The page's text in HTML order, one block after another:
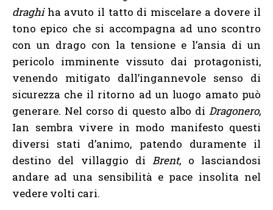
draghiha avuto il tatto di miscelare a dovere il
tono epico che si accompagna ad uno scontro
con un drago con la tensione e l’ansia di un
pericolo imminente vissuto dai protagonisti,
venendo mitigato dall’ingannevole senso di
sicurezza che il ritorno ad un luogo amato può
generare. Nel corso di questo albo di Dragonero,
Ian sembra vivere in modo manifesto questi
diversi stati d’animo, patendo duramente il
destino del villaggio di Brent, o lasciandosi
andare ad una sensibilità e pace insolita nel
vedere volti cari.